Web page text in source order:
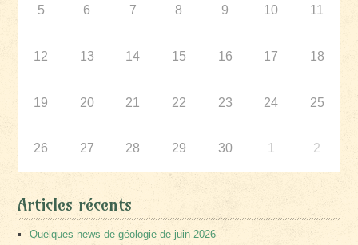
5 6 7 8 9 10 11
12 13 14 15 16 17 18
19 20 21 22 23 24 25
26 27 28 29 30 1 2
Articles récents
Quelques news de géologie de juin 2026